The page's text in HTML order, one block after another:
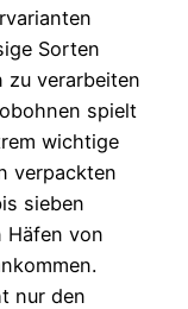
Sorten
zu verarbeiten
spielt
wichtige
verpackten
sieben
Häfen von
nur den